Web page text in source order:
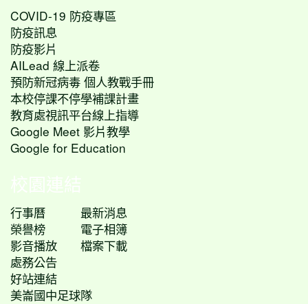
COVID-19 防疫專區
防疫訊息
防疫影片
AILead 線上派卷
預防新冠病毒 個人教戰手冊
本校停課不停學補課計畫
教育處視訊平台線上指導
Google Meet 影片教學
Google for Education
校園連結
行事曆
最新消息
榮譽榜
電子相簿
影音播放
檔案下載
處務公告
好站連結
美崙國中足球隊